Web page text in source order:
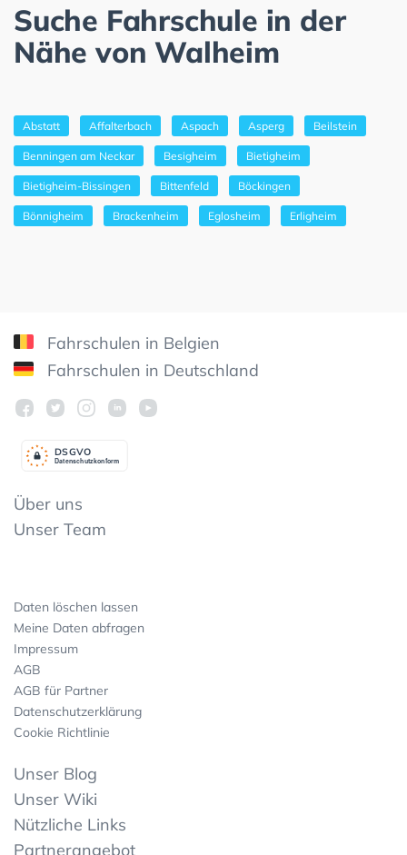
Suche Fahrschule in der
Nähe von Walheim
Abstatt Affalterbach Aspach Asperg Beilstein
Benningen am Neckar Besigheim Bietigheim
Bietigheim-Bissingen Bittenfeld Böckingen
Bönnigheim Brackenheim Eglosheim Erligheim
Fahrschulen in Belgien
Fahrschulen in Deutschland
Datenschutzkonform
DSGVO
Über uns
Unser Team
Daten löschen lassen
Meine Daten abfragen
Impressum
AGB
AGB für Partner
Datenschutzerklärung
Cookie Richtlinie
Unser Blog
Unser Wiki
Nützliche Links
Partnerangebot